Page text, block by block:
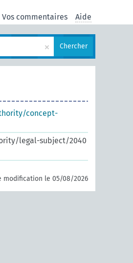
Vos commentaires Aide
× Chercher
concept-
legal-subject/2040
modification le 05/08/2026